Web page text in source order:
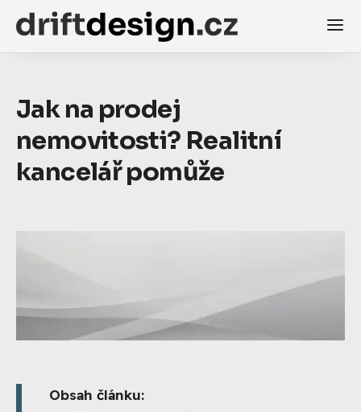
Jak na prodej
nemovitosti? Realitní
kancelář pomůže
Obsah článku: